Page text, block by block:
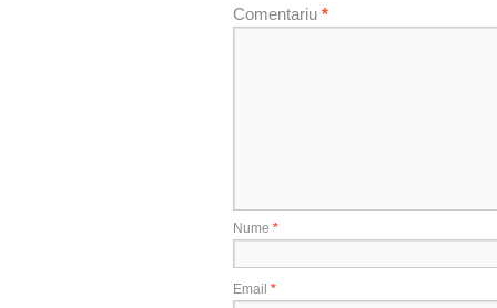
Comentariu *
Nume *
Email *